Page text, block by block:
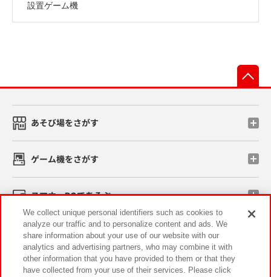
設置ゲーム機
あそび場をさがす
ゲーム機をさがす
スマホ・PCであそぶ
イベント・キャンペーン
We collect unique personal identifiers such as cookies to
analyze our traffic and to personalize content and ads. We
share information about your use of our website with our
analytics and advertising partners, who may combine it with
other information that you have provided to them or that they
have collected from your use of their services. Please click